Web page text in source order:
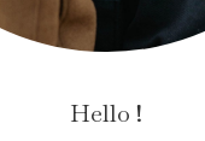
Hello !